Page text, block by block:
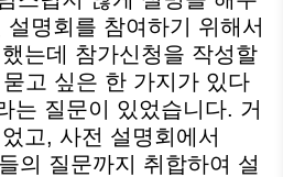
명회를 참여하기 위해서
는데 참가신청을 작성할
고 싶은 한 가지가 있다
는 질문이 있었습니다. 거
고, 사전 설명회에서
의 질문까지 취합하여 설